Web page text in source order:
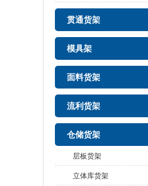
贯通货架
模具架
面料货架
流利货架
仓储货架
层板货架
立体库货架